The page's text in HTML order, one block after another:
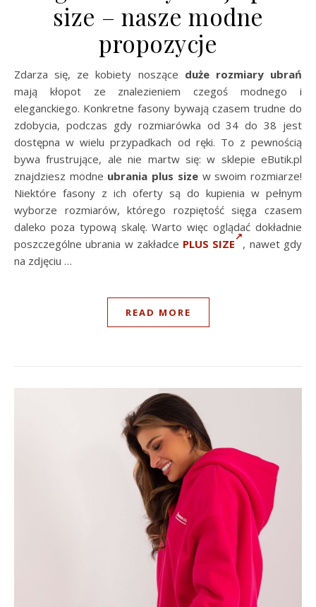
size – nasze modne
propozycje
Zdarza się, ze kobiety noszące duże rozmiary ubrań
mają kłopot ze znalezieniem czegoś modnego i
eleganckiego. Konkretne fasony bywają czasem trudne do
zdobycia, podczas gdy rozmiarówka od 34 do 38 jest
dostępna w wielu przypadkach od ręki. To z pewnością
bywa frustrujące, ale nie martw się: w sklepie eButik.pl
znajdziesz modne ubrania plus sizew swoim rozmiarze!
Niektóre fasony z ich oferty są do kupienia w pełnym
wyborze rozmiarów, którego rozpiętość sięga czasem
daleko poza typową skalę. Warto więc oglądać dokładnie
poszczególne ubrania w zakładce PLUS SIZE
, nawet gdy
na zdjęciu …
READ MORE